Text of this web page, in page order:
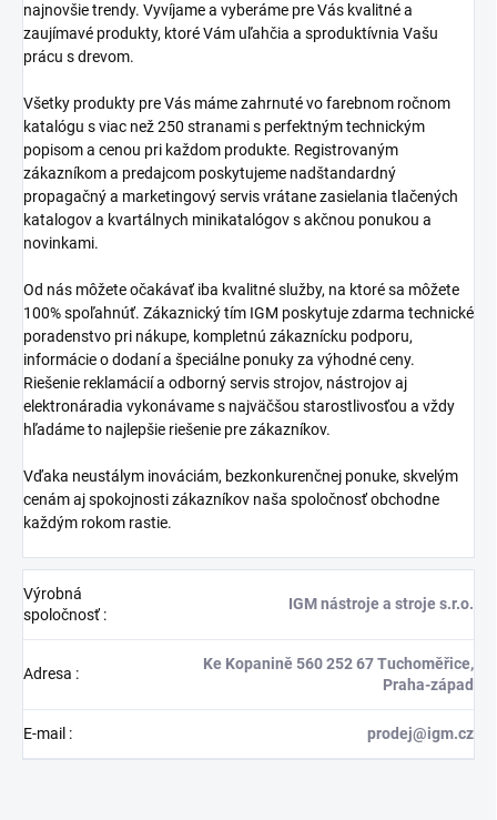
najnovšie trendy. Vyvíjame a vyberáme pre Vás kvalitné a
zaujímavé produkty, ktoré Vám uľahčia a sproduktívnia Vašu
prácu s drevom.
Všetky produkty pre Vás máme zahrnuté vo farebnom ročnom
katalógu s viac než 250 stranami s perfektným technickým
popisom a cenou pri každom produkte. Registrovaným
zákazníkom a predajcom poskytujeme nadštandardný
propagačný a marketingový servis vrátane zasielania tlačených
katalogov a kvartálnych minikatalógov s akčnou ponukou a
novinkami.
Od nás môžete očakávať iba kvalitné služby, na ktoré sa môžete
100% spoľahnúť. Zákaznický tím IGM poskytuje zdarma technické
poradenstvo pri nákupe, kompletnú zákaznícku podporu,
informácie o dodaní a špeciálne ponuky za výhodné ceny.
Riešenie reklamácií a odborný servis strojov, nástrojov aj
elektronáradia vykonávame s najväčšou starostlivosťou a vždy
hľadáme to najlepšie riešenie pre zákazníkov.
Vďaka neustálym inováciám, bezkonkurenčnej ponuke, skvelým
cenám aj spokojnosti zákazníkov naša spoločnosť obchodne
každým rokom rastie.
Výrobná
spoločnosť:
IGM nástroje a stroje s.r.o.
Adresa :
Ke Kopanině 560 252 67 Tuchoměřice,
Praha-západ
E-mail : prodej@igm.cz